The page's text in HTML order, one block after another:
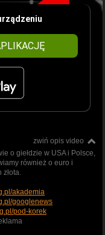
zwiń opis video
o giełdzie w USA i Polsce,
również o euro i
akademia
googlenews
pod-korek